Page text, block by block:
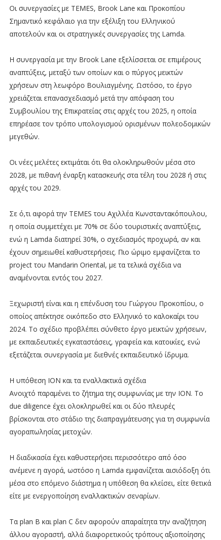
Οι συνεργασίες με TEMES, Brook Lane και Προκοπίου
Σημαντικό κεφάλαιο για την εξέλιξη του Ελληνικού
αποτελούν και οι στρατηγικές συνεργασίες της Lamda.
Η συνεργασία με την Brook Lane εξελίσσεται σε επιμέρους
αναπτύξεις, μεταξύ των οποίων και ο πύργος μεικτών
χρήσεων στη λεωφόρο Βουλιαγμένης. Ωστόσο, το έργο
χρειάζεται επανασχεδιασμό μετά την απόφαση του
Συμβουλίου της Επικρατείας στις αρχές του 2025, η οποία
επηρέασε τον τρόπο υπολογισμού ορισμένων πολεοδομικών
μεγεθών.
Οι νέες μελέτες εκτιμάται ότι θα ολοκληρωθούν μέσα στο
2028, με πιθανή έναρξη κατασκευής στα τέλη του 2028 ή στις
αρχές του 2029.
Σε ό,τι αφορά την TEMES του Αχιλλέα Κωνσταντακόπουλου,
η οποία συμμετέχει με 70% σε δύο τουριστικές αναπτύξεις,
ενώ η Lamda διατηρεί 30%, ο σχεδιασμός προχωρά, αν και
έχουν σημειωθεί καθυστερήσεις. Πιο ώριμο εμφανίζεται το
project του Mandarin Oriental, με τα τελικά σχέδια να
αναμένονται εντός του 2027.
Ξεχωριστή είναι και η επένδυση του Γιώργου Προκοπίου, ο
οποίος απέκτησε οικόπεδο στο Ελληνικό το καλοκαίρι του
2024. Το σχέδιο προβλέπει σύνθετο έργο μεικτών χρήσεων,
με εκπαιδευτικές εγκαταστάσεις, γραφεία και κατοικίες, ενώ
εξετάζεται συνεργασία με διεθνές εκπαιδευτικό ίδρυμα.
Η υπόθεση ΙΟΝ και τα εναλλακτικά σχέδια
Ανοιχτό παραμένει το ζήτημα της συμφωνίας με την ΙΟΝ. Το
due diligence έχει ολοκληρωθεί και οι δύο πλευρές
βρίσκονται στο στάδιο της διαπραγμάτευσης για τη συμφωνία
αγοραπωλησίας μετοχών.
Η διαδικασία έχει καθυστερήσει περισσότερο από όσο
ανέμενε η αγορά, ωστόσο η Lamda εμφανίζεται αισιόδοξη ότι
μέσα στο επόμενο διάστημα η υπόθεση θα κλείσει, είτε θετικά
είτε με ενεργοποίηση εναλλακτικών σεναρίων.
Τα plan B και plan C δεν αφορούν απαραίτητα την αναζήτηση
άλλου αγοραστή, αλλά διαφορετικούς τρόπους αξιοποίησης